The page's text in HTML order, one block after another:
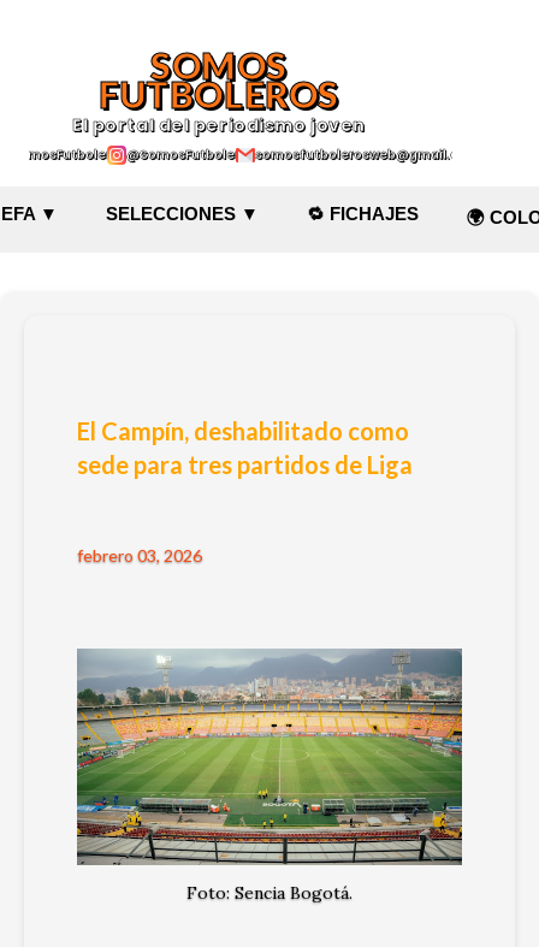
SOMOS
FUTBOLEROS
El portal del periodismo joven
@SomosFutbolerossomosfutbolerosweb@gmail.com
▼ SELECCIONES ▼ 🔁 FICHAJES 🌍
El Campín, deshabilitado como
sede para tres partidos de Liga
febrero 03, 2026
Foto: Sencia Bogotá.